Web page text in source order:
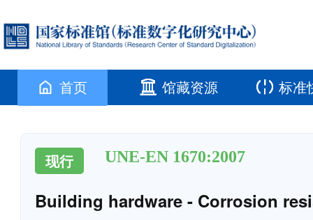
首页 馆藏资源 标准
现行 UNE-EN 1670:2007
Building hardware - Corrosion